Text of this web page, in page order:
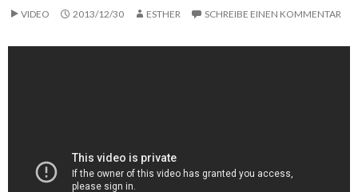
VIDEO 2013/12/30 ESTHER SCHREIBE EINEN KOMMENTAR